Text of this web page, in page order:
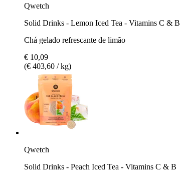
Qwetch
Solid Drinks - Lemon Iced Tea - Vitamins C & B
Chá gelado refrescante de limão
€ 10,09
(€ 403,60 / kg)
Qwetch
Solid Drinks - Peach Iced Tea - Vitamins C & B